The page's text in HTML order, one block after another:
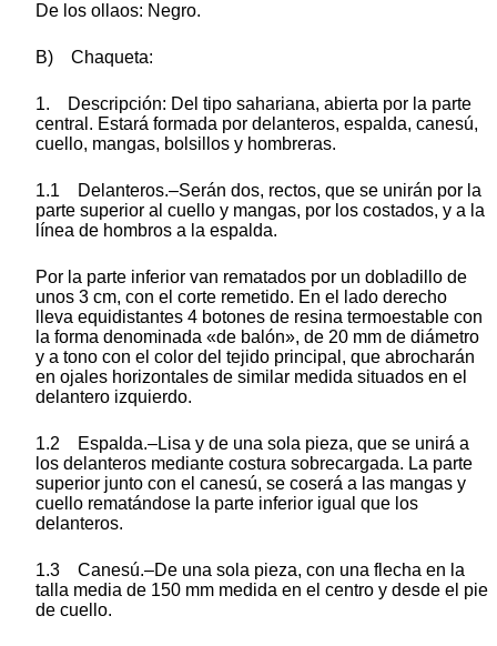
De los ollaos: Negro.
B) Chaqueta:
1. Descripción: Del tipo sahariana, abierta por la parte
central. Estará formada por delanteros, espalda, canesú,
cuello, mangas, bolsillos y hombreras.
1.1 Delanteros.–Serán dos, rectos, que se unirán por la
parte superior al cuello y mangas, por los costados, y a la
línea de hombros a la espalda.
Por la parte inferior van rematados por un dobladillo de
unos 3 cm, con el corte remetido. En el lado derecho
lleva equidistantes 4 botones de resina termoestable con
la forma denominada «de balón», de 20 mm de diámetro
y a tono con el color del tejido principal, que abrocharán
en ojales horizontales de similar medida situados en el
delantero izquierdo.
1.2 Espalda.–Lisa y de una sola pieza, que se unirá a
los delanteros mediante costura sobrecargada. La parte
superior junto con el canesú, se coserá a las mangas y
cuello rematándose la parte inferior igual que los
delanteros.
1.3 Canesú.–De una sola pieza, con una flecha en la
talla media de 150 mm medida en el centro y desde el pie
de cuello.